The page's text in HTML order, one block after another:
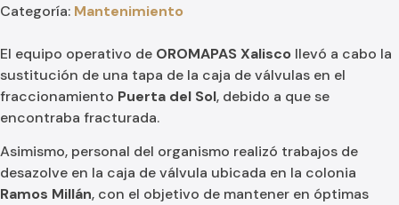
Categoría: Mantenimiento
El equipo operativo de OROMAPAS Xalisco llevó a cabo la
sustitución de una tapa de la caja de válvulas en el
fraccionamiento Puerta del Sol, debido a que se
encontraba fracturada.
Asimismo, personal del organismo realizó trabajos de
desazolve en la caja de válvula ubicada en la colonia
Ramos Millán, con el objetivo de mantener en óptimas